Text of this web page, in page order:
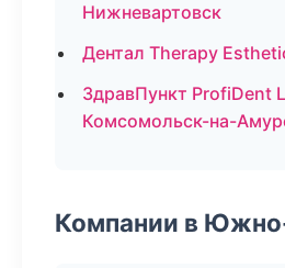
Нижневартовск
Дентал Therapy
ЗдравПункт ProfiDent
Комсомольск-на-
Компании в